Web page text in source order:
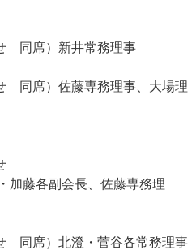
同席）新井常務理事
同席）佐藤専務理事、大場理
各副会長、佐藤専務理
同席）北澄・菅谷各常務理事